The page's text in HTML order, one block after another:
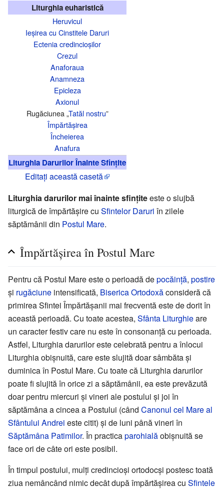
Liturghia euharistică
Heruvicul
Ieșirea cu Cinstitele Daruri
Ectenia credincioșilor
Crezul
Anaforaua
Anamneza
Epicleza
Axionul
Rugăciunea „Tatăl nostru”
Împărtășirea
Încheierea
Anafura
Liturghia Darurilor Înainte Sfințite
Editați această casetă
Liturghia darurilor mai înainte sfințiteeste o slujbă
liturgică de împărtășire cu Sfintelor Daruri în zilele
săptămânii din Postul Mare.
Împărtășirea în Postul Mare
Pentru că Postul Mare este o perioadă depocăință, postire
și rugăciune intensificată, Biserica Ortodoxăconsideră că
primirea Sfintei Împărtășanii mai frecventă este de dorit în
această perioadă. Cu toate acestea, Sfânta Liturghieare
un caracter festiv care nu este în consonanță cu perioada.
Astfel, Liturghia darurilor este celebrată pentru a înlocui
Liturghia obișnuită, care este slujită doar sâmbăta și
duminica în Postul Mare. Cu toate că Liturghia darurilor
poate fi slujită în orice zi a săptămânii, ea este prevăzută
doar pentru miercuri și vineri ale postului și joi în
săptămâna a cincea a Postului (când Canonul cel Mare al
Sfântului Andrei este citit) și de luni până vineri în
Săptămâna Patimilor. În practicaparohialăobișnuită se
face ori de câte ori este posibil.
În timpul postului, mulți credincioși ortodocși postesc toată
ziua nemâncând nimic decât după împărtășirea cu Sfintele